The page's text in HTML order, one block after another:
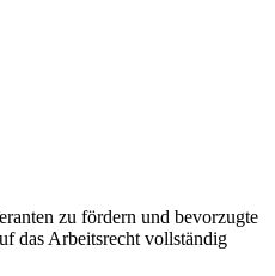
zu fördern und bevorzugte
das Arbeitsrecht vollständig